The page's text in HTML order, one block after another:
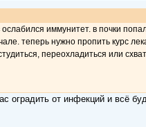
иммунитет. в почки
теперь нужно пропить курс
переохладиться или
от инфекций и всё